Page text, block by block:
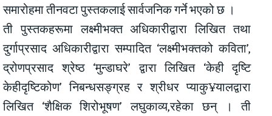
समारोहमा तीनवटा पुस्तकलाई सार्वजनिक गर्ने भएको छ ।
ती पुस्तकहरूमा लक्ष्मीभक्त अधिकारीद्वारा लिखित तथा
दुर्गाप्रसाद अधिकारीद्वारा सम्पादित ‘लक्ष्मीभक्तको कविता’,
द्रोणप्रसाद श्रेष्ठ ‘मुन्डाघरे’ द्वारा लिखित ‘केही दृष्टि
केहीदृष्टिकोण’ निबन्धसङ्ग्रह र श्रीधर प्याकु¥यालद्वारा
लिखित ‘शैक्षिक शिरोभूषण’ लघुकाव्य,रहेका छन् । ती